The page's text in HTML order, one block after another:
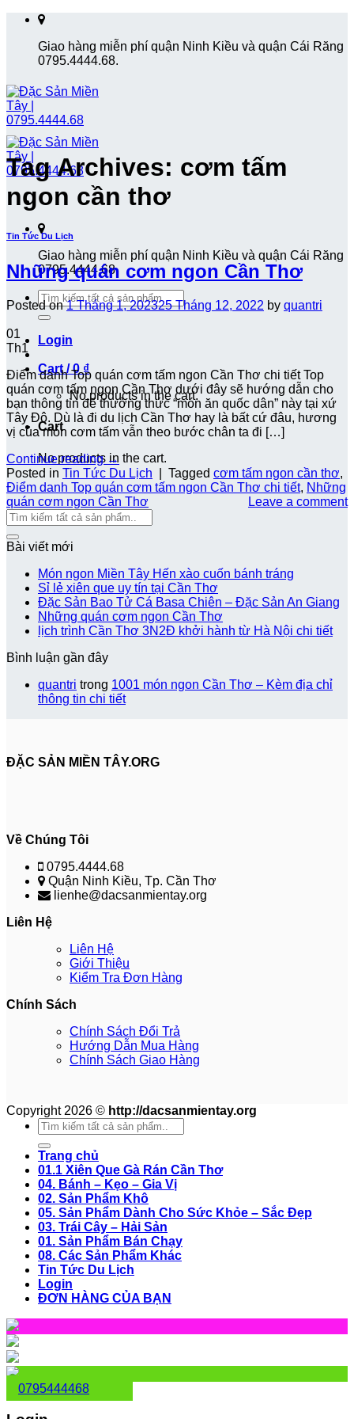
Skip
contentGiao hàng miễn phí quận Ninh Kiều và quận Cái Răng
0795.4444.68.
Giao hàng miễn phí quận Ninh Kiều và quận Cái Răng
0795.4444.68.
Search
for:
Login
Cart /0 ₫
No products in the cart.
Cart
No products in the cart.
Tag Archives: cơm tấm
ngon cần thơ
Tin Tức Du Lịch
Những quán cơm ngon Cần Thơ
Posted on1 Tháng 1, 202325 Tháng 12, 2022 by quantri
01
Th1
Điểm danh Top quán cơm tấm ngon Cần Thơ chi tiết Top
quán cơm tấm ngon Cần Thơ dưới đây sẽ hướng dẫn cho
bạn thông tin để thưởng thức “món ăn quốc dân” này tại xứ
Tây Đô. Dù là đi du lịch Cần Thơ hay là bất cứ đâu, hương
vị của món cơm tấm vẫn theo bước chân ta đi […]
Continue reading →
Posted in Tin Tức Du Lịch Tagged cơm tấm ngon cần thơ,
Điểm danh Top quán cơm tấm ngon Cần Thơ chi tiết, Những
quán cơm ngon Cần Thơ
Leave a comment
Bài viết mới
Món ngon Miền Tây Hến xào cuốn bánh tráng
Sỉ lẻ xiên que uy tín tại Cần Thơ
Đặc Sản Bao Tử Cá Basa Chiên – Đặc Sản An Giang
Những quán cơm ngon Cần Thơ
lịch trình Cần Thơ 3N2Đ khởi hành từ Hà Nội chi tiết
Bình luận gần đây
quantri trong 1001 món ngon Cần Thơ – Kèm địa chỉ
thông tin chi tiết
ĐẶC SẢN MIỀN TÂY.ORG
Về Chúng Tôi
0795.4444.68
Quận Ninh Kiều, Tp. Cần Thơ
lienhe@dacsanmientay.org
Liên Hệ
Liên Hệ
Giới Thiệu
Kiểm Tra Đơn Hàng
Chính Sách
Chính Sách Đổi Trả
Hướng Dẫn Mua Hàng
Chính Sách Giao Hàng
Copyright 2026 © http://dacsanmientay.org
Search
for:
Trang chủ
01.1 Xiên Que Gà Rán Cần Thơ
04. Bánh – Kẹo – Gia Vị
02. Sản Phẩm Khô
05. Sản Phẩm Dành Cho Sức Khỏe – Sắc Đẹp
03. Trái Cây – Hải Sản
01. Sản Phẩm Bán Chạy
08. Các Sản Phẩm Khác
Tin Tức Du Lịch
Login
ĐƠN HÀNG CỦA BẠN
0795444468